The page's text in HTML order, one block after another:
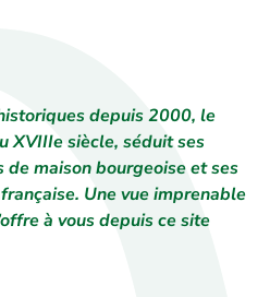
depuis 2000, le
XVIIIe siècle, séduit ses
maison bourgeoise et ses
Une vue imprenable
à vous depuis ce site